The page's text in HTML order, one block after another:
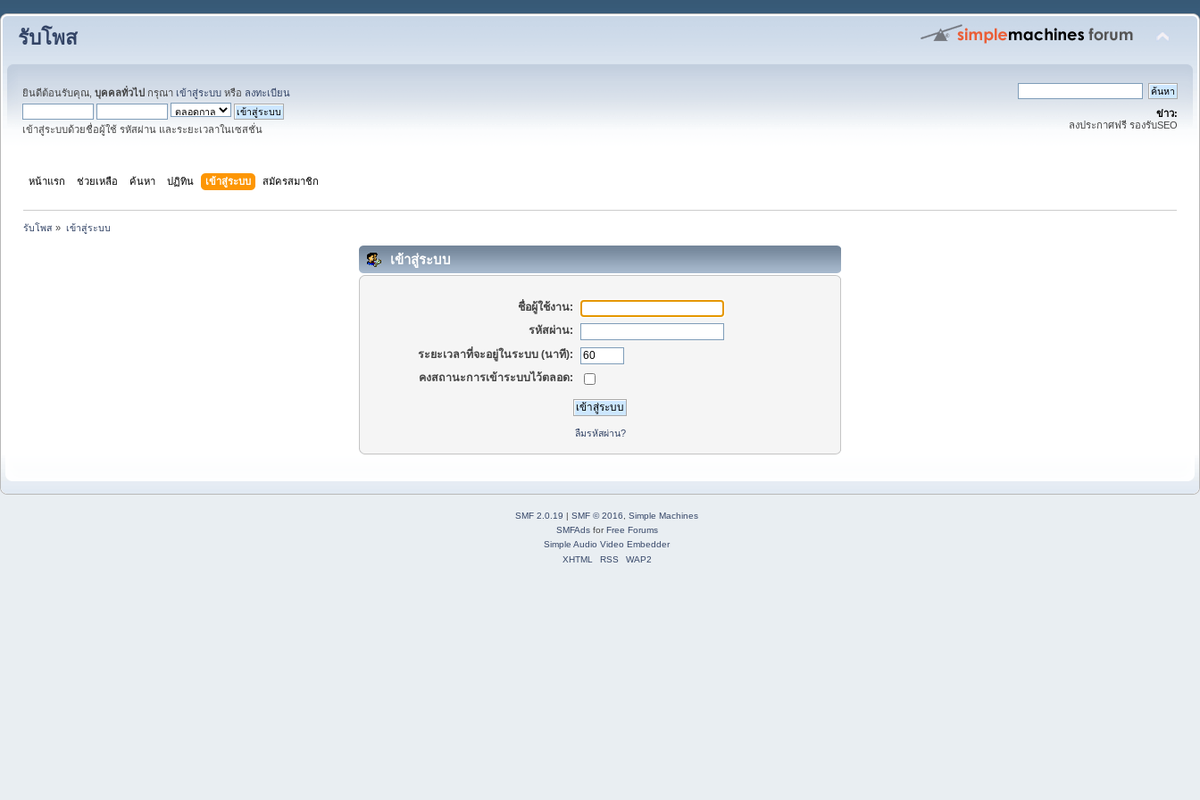
รับโพส
ยินดีต้อนรับคุณ, บุคคลทั่วไป กรุณา เข้าสู่ระบบ หรือ ลงทะเบียน
เข้าสู่ระบบด้วยชื่อผู้ใช้ รหัสผ่าน และระยะเวลาในเซสชั่น
ข่าว:
ลงประกาศฟรี รองรับSEO
หน้าแรก ช่วยเหลือ ค้นหา ปฏิทิน เข้าสู่ระบบ สมัครสมาชิก
รับโพส » เข้าสู่ระบบ
เข้าสู่ระบบ
ชื่อผู้ใช้งาน:
รหัสผ่าน:
ระยะเวลาที่จะอยู่ในระบบ (นาที):
คงสถานะการเข้าระบบไว้ตลอด:
ลืมรหัสผ่าน?
SMF 2.0.19 SMF © 2016, Simple Machines
SMFAdsfor Free Forums
Simple Audio Video Embedder
XHTML
RSS WAP2